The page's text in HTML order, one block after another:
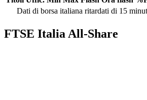
Dati di borsa italiana ritardati di 15
FTSE Italia All-Share